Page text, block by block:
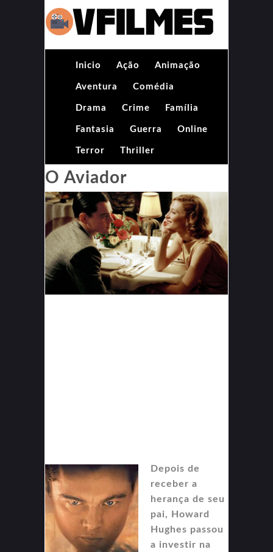
Inicio Ação Animação
Aventura Comédia
Drama Crime Família
Fantasia Guerra Online
Terror Thriller
O Aviador
Depois de
receber a
herança de seu
pai, Howard
Hughes passou
a investir na